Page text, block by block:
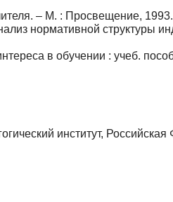
– М. : Просвещение,
нормативной структуры
в обучении : учеб.
институт,